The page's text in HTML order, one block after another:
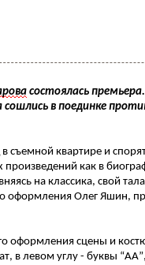
состоялась
в поединке
съемной квартире и
как в
на классика, свой
Олег Яшин,
оформления сцены и
в левом углу - буквы